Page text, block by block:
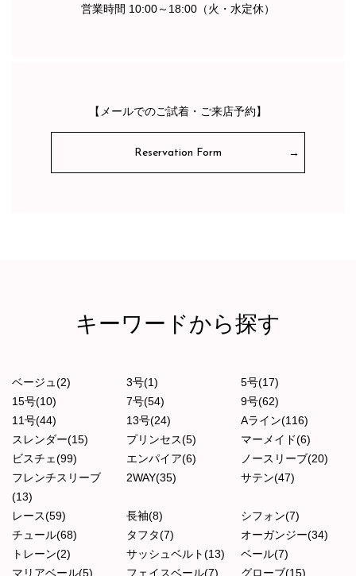
営業時間 10:00～18:00（火・水定休）
【メールでのご試着・ご来店予約】
Reservation Form
キーワードから探す
ベージュ(2) 3号(1)
5号(17)
15号(10)
7号(54)
9号(62)
11号(44)
13号(24)
Aライン(116)
スレンダー(15)
プリンセス(5)
マーメイド(6)
ビスチェ(99)
エンパイア(6)
ノースリーブ(20)
フレンチスリーブ
(13)
2WAY(35) サテン(47)
レース(59) 長袖(8)
シフォン(7)
チュール(68)
タフタ(7)
オーガンジー(34)
トレーン(2)
サッシュベルト(13)
ベール(7)
マリアベール(5)
フェイスベール(7) グローブ(15)